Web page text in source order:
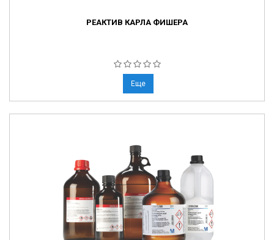
РЕАКТИВ КАРЛА ФИШЕРА
Еще